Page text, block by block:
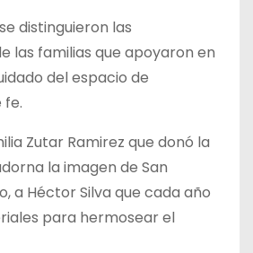
distinguieron las
las familias que apoyaron en
del espacio de
fe.
Zutar Ramirez que donó la
la imagen de San
a Héctor Silva que cada año
para hermosear el